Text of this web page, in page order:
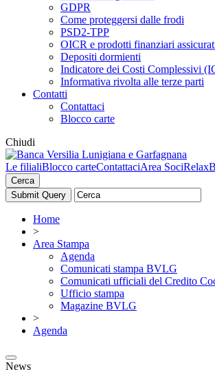
GDPR
Come proteggersi dalle frodi
PSD2-TPP
OICR e prodotti finanziari
Depositi dormienti
Indicatore dei Costi Complessivi
Informativa rivolta alle terze parti
Contatti
Contattaci
Blocco carte
Chiudi
Le filialiBlocco carteContattaciArea Soci
Cerca
Home
>
Area Stampa
Agenda
Comunicati stampa BVLG
Comunicati ufficiali del Credito
Ufficio stampa
Magazine BVLG
>
Agenda
News